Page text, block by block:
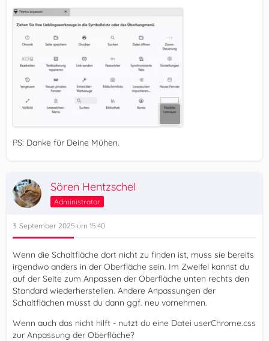
PS: Danke für Deine Mühen.
Sören Hentzschel
Administrator
3. September 2025 um 15:40
Wenn die Schaltfläche dort nicht zu finden ist, muss sie bereits
irgendwo anders in der Oberfläche sein. Im Zweifel kannst du
auf der Seite zum Anpassen der Oberfläche unten rechts den
Standard wiederherstellen. Andere Anpassungen der
Schaltflächen musst du dann ggf. neu vornehmen.
Wenn auch das nicht hilft - nutzt du eine Datei userChrome.css
zur Anpassung der Oberfläche?